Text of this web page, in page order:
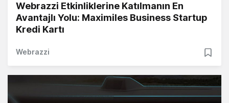
Webrazzi Etkinliklerine Katılmanın En
Avantajlı Yolu: Maximiles Business Startup
Kredi Kartı
Webrazzi